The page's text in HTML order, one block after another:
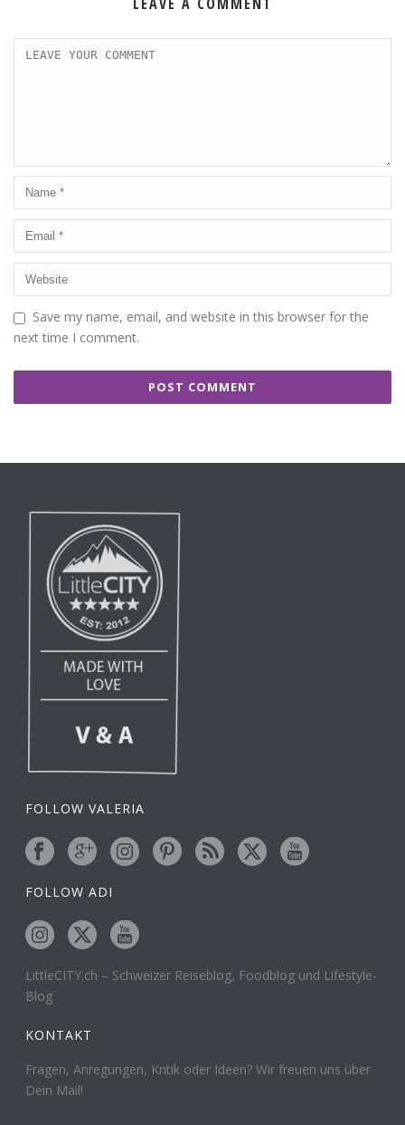
Save my name, email, and website in this browser for the
next time I comment.
FOLLOW VALERIA
FOLLOW ADI
LittleCITY.ch – Schweizer Reiseblog, Foodblog und Lifestyle-
Blog
KONTAKT
Fragen, Anregungen, Kritik oder Ideen? Wir freuen uns über
Dein Mail!